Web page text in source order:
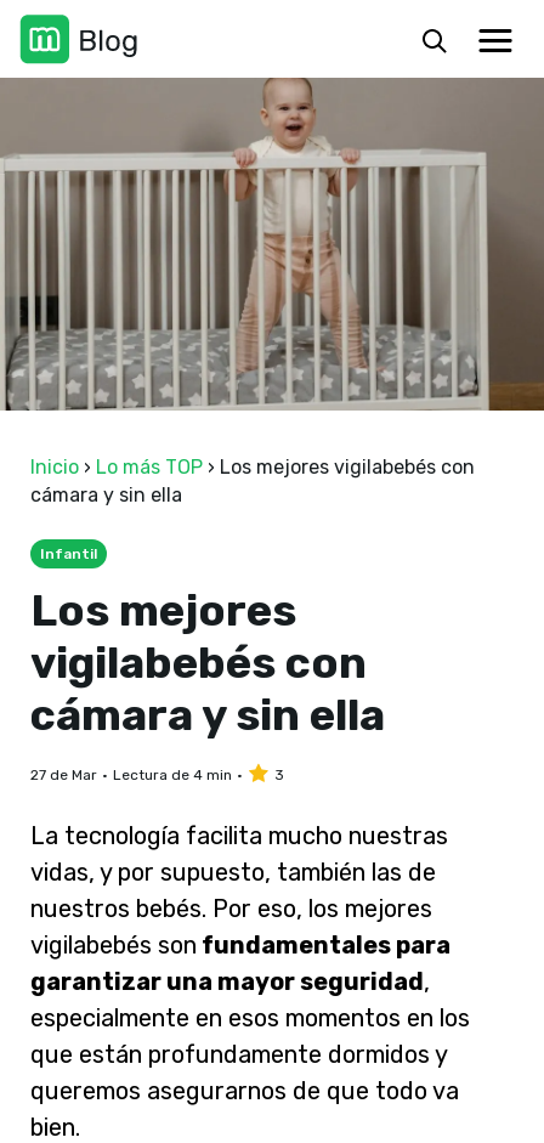
Inicio › Lo más TOP › Los mejores vigilabebés con
cámara y sin ella
Infantil
Los mejores
vigilabebés con
cámara y sin ella
27 de Mar Lectura de 4 min 3
La tecnología facilita mucho nuestras
vidas, y por supuesto, también las de
nuestros bebés. Por eso, los mejores
vigilabebés son fundamentales para
garantizar una mayor seguridad,
especialmente en esos momentos en los
que están profundamente dormidos y
queremos asegurarnos de que todo va
bien.